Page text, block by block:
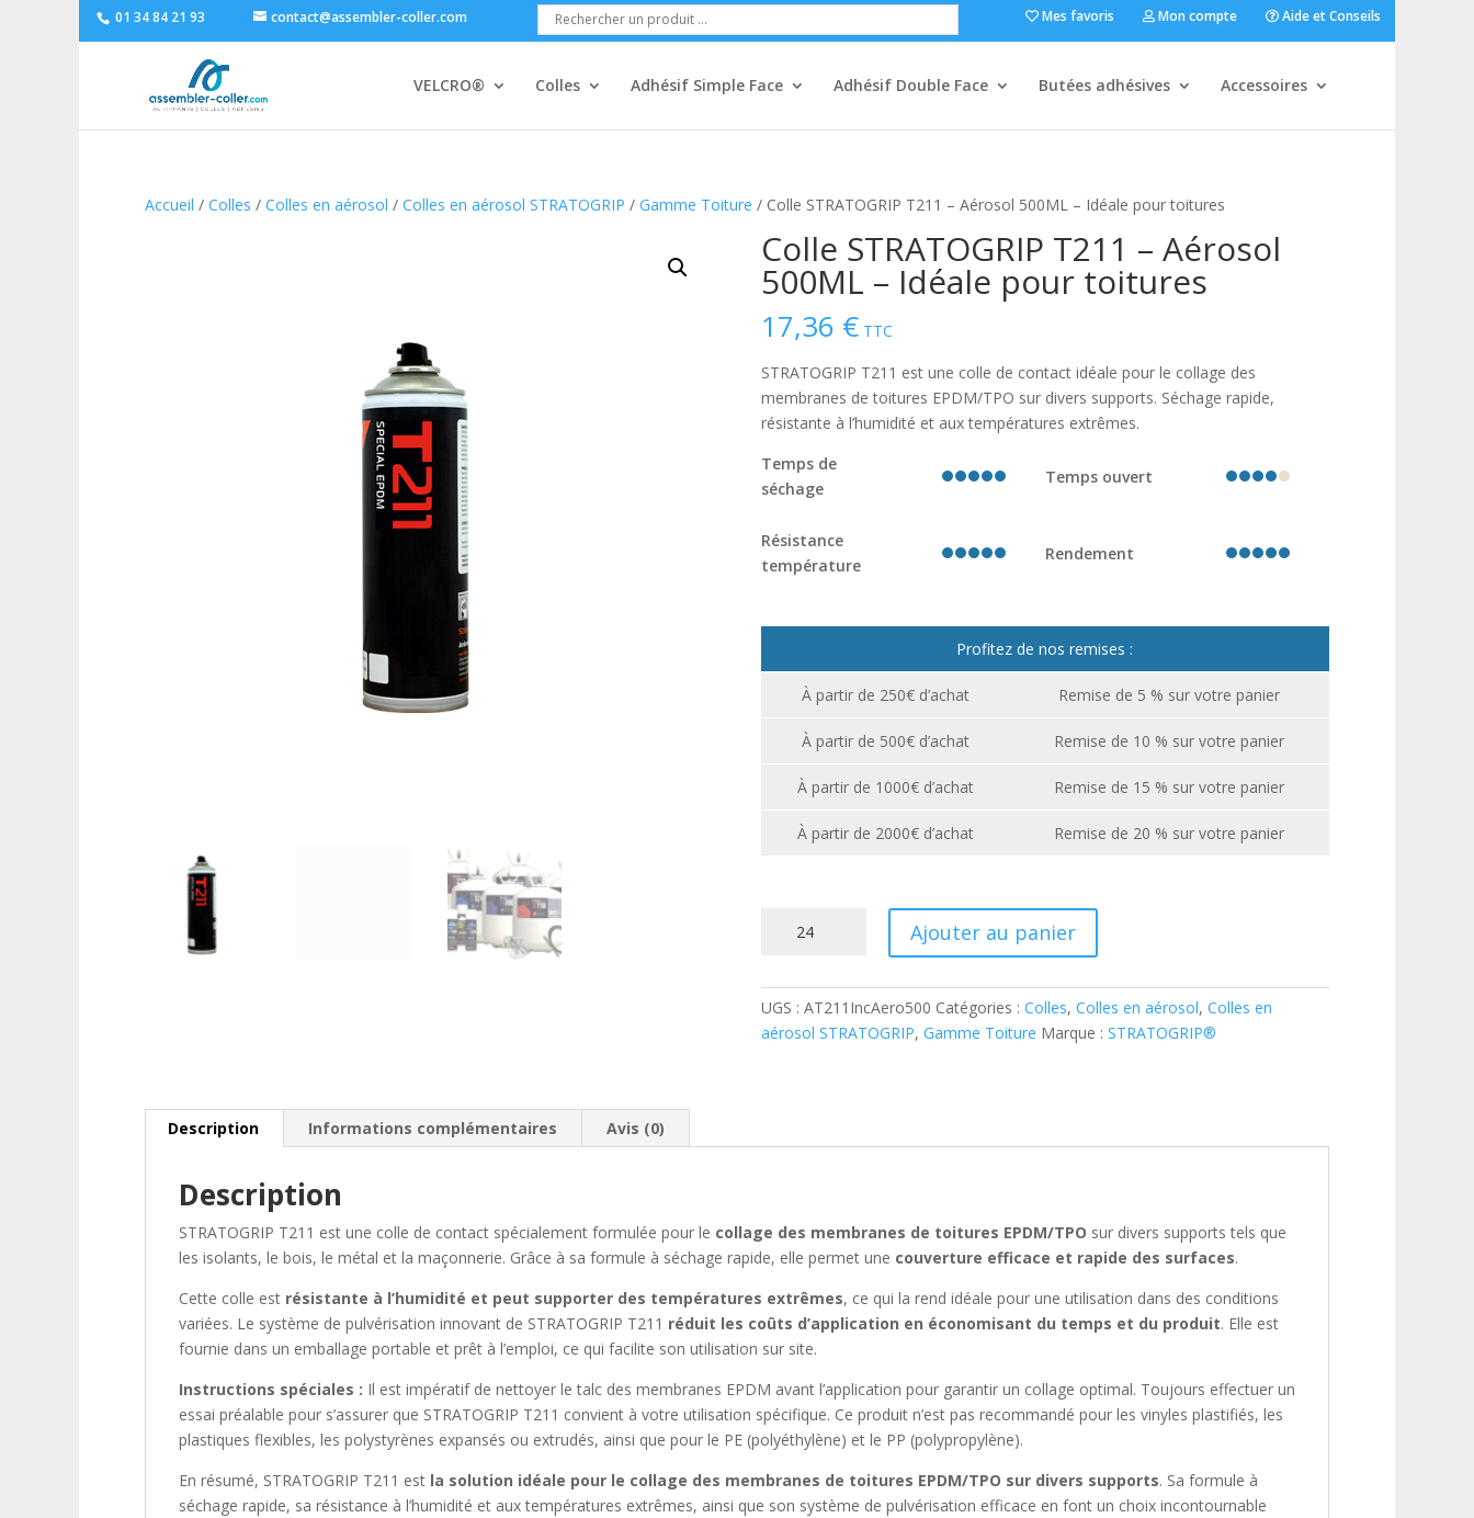
01 34 84 21 93 contact@assembler-coller.com Mes favoris Mon compte Aide et Conseils
VELCRO® Colles Adhésif Simple Face Adhésif Double Face Butées adhésives Accessoires
Accueil / Colles / Colles en aérosol / Colles en aérosol STRATOGRIP / Gamme Toiture / Colle STRATOGRIP T211 – Aérosol 500ML – Idéale pour toitures
Colle STRATOGRIP T211 – Aérosol
500ML – Idéale pour toitures
17,36 € TTC
STRATOGRIP T211 est une colle de contact idéale pour le collage des
membranes de toitures EPDM/TPO sur divers supports. Séchage rapide,
résistante à l’humidité et aux températures extrêmes.
Temps de
séchage
Temps ouvert
Résistance
température
Rendement
Profitez de nos remises :
À partir de 250€ d’achat Remise de 5 % sur votre panier
À partir de 500€ d’achat Remise de 10 % sur votre panier
À partir de 1000€ d’achat Remise de 15 % sur votre panier
À partir de 2000€ d’achat Remise de 20 % sur votre panier
STRATOGRIP
T211
-
Idéale
Ajouter au panier
UGS : AT211IncAero500 Catégories : Colles, Colles en aérosol, Colles en
aérosol STRATOGRIP, Gamme Toiture Marque : STRATOGRIP®
Description Informations complémentaires Avis (0)
Description
STRATOGRIP T211 est une colle de contact spécialement formulée pour le collage des membranes de toitures EPDM/TPO sur divers supports tels que
les isolants, le bois, le métal et la maçonnerie. Grâce à sa formule à séchage rapide, elle permet une couverture efficace et rapide des surfaces.
Cette colle est résistante à l’humidité et peut supporter des températures extrêmes, ce qui la rend idéale pour une utilisation dans des conditions
variées. Le système de pulvérisation innovant de STRATOGRIP T211 réduit les coûts d’application en économisant du temps et du produit. Elle est
fournie dans un emballage portable et prêt à l’emploi, ce qui facilite son utilisation sur site.
Instructions spéciales : Il est impératif de nettoyer le talc des membranes EPDM avant l’application pour garantir un collage optimal. Toujours effectuer un
essai préalable pour s’assurer que STRATOGRIP T211 convient à votre utilisation spécifique. Ce produit n’est pas recommandé pour les vinyles plastifiés, les
plastiques flexibles, les polystyrènes expansés ou extrudés, ainsi que pour le PE (polyéthylène) et le PP (polypropylène).
En résumé, STRATOGRIP T211 est la solution idéale pour le collage des membranes de toitures EPDM/TPO sur divers supports. Sa formule à
séchage rapide, sa résistance à l’humidité et aux températures extrêmes, ainsi que son système de pulvérisation efficace en font un choix incontournable